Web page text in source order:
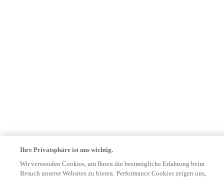
Ihre Privatsphäre ist uns wichtig.
Wir verwenden Cookies, um Ihnen die bestmögliche Erfahrung beim
Besuch unserer Websites zu bieten: Performance Cookies zeigen uns,